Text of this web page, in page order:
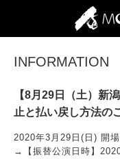
INFORMATION
【8月29日（土）新
止と払い戻し方法の
2020年3月29日(日) 開
→【振替公演日時】